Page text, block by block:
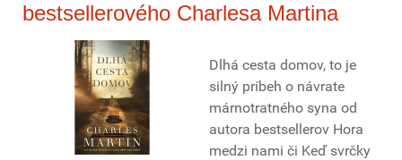
bestsellerového Charlesa Martina
Dlhá cesta domov, to je
silný príbeh o návrate
márnotratného syna od
autora bestsellerov Hora
medzi nami či Keď svrčky